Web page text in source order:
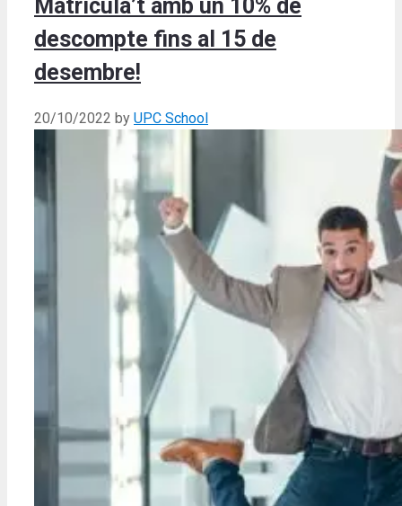
Matricula’t amb un 10% de
descompte fins al 15 de
desembre!
20/10/2022 by UPC School